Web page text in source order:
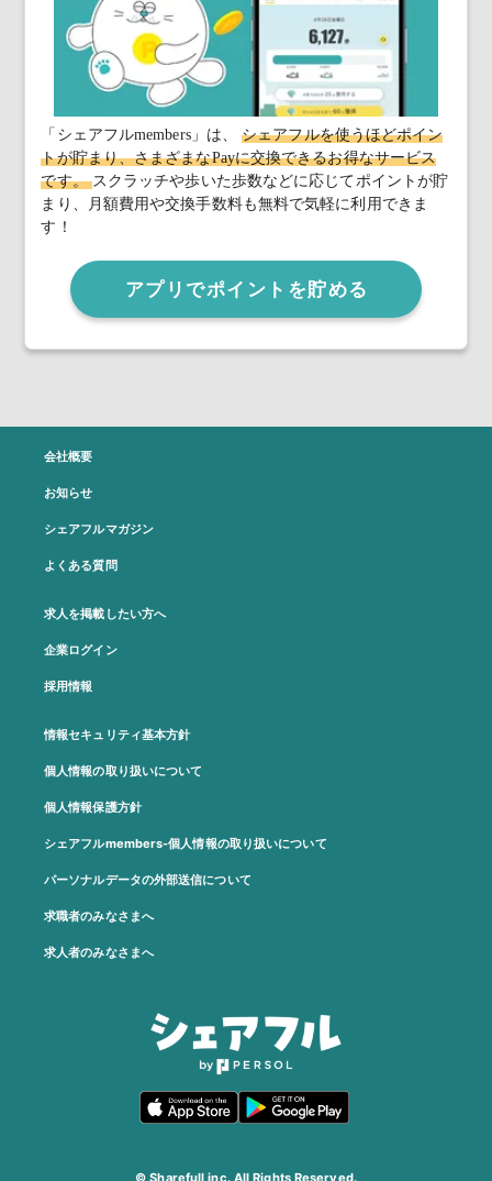
「シェアフルmembers」は、シェアフルを使うほどポイン
トが貯まり、さまざまなPayに交換できるお得なサービス
です。スクラッチや歩いた歩数などに応じてポイントが貯
まり、月額費用や交換手数料も無料で気軽に利用できま
す！
アプリでポイントを貯める
会社概要
お知らせ
シェアフルマガジン
よくある質問
求人を掲載したい方へ
企業ログイン
採用情報
情報セキュリティ基本方針
個人情報の取り扱いについて
個人情報保護方針
シェアフルmembers-個人情報の取り扱いについて
パーソナルデータの外部送信について
求職者のみなさまへ
求人者のみなさまへ
© Sharefull,inc. All Rights Reserved.